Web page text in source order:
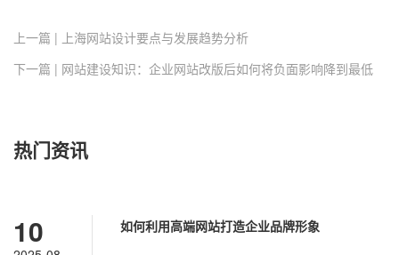
上一篇 | 上海网站设计要点与发展趋势分析
下一篇 | 网站建设知识：企业网站改版后如何将负面影响降到最低
热门资讯
10 如何利用高端网站打造企业品牌形象